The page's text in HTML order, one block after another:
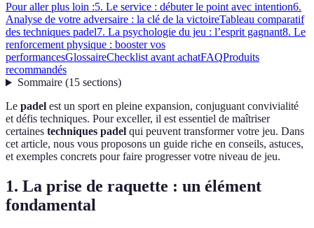
Pour aller plus loin :5. Le service : débuter le point avec intention6.
Analyse de votre adversaire : la clé de la victoireTableau comparatif
des techniques padel7. La psychologie du jeu : l’esprit gagnant8. Le
renforcement physique : booster vos
performancesGlossaireChecklist avant achatFAQProduits
recommandés
Sommaire(15 sections)
Le padel est un sport en pleine expansion, conjuguant convivialité
et défis techniques. Pour exceller, il est essentiel de maîtriser
certaines techniques padel qui peuvent transformer votre jeu. Dans
cet article, nous vous proposons un guide riche en conseils, astuces,
et exemples concrets pour faire progresser votre niveau de jeu.
1. La prise de raquette : un élément
fondamental